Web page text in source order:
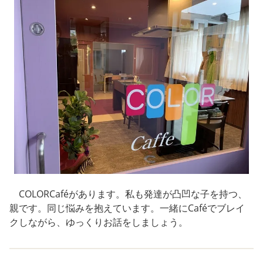
COLORCaféがあります。私も発達が凸凹な子を持つ、
親です。同じ悩みを抱えています。一緒にCaféでブレイ
クしながら、ゆっくりお話をしましょう。